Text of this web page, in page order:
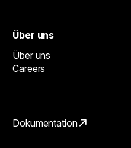
Über uns
Über uns
Careers
Dokumentation